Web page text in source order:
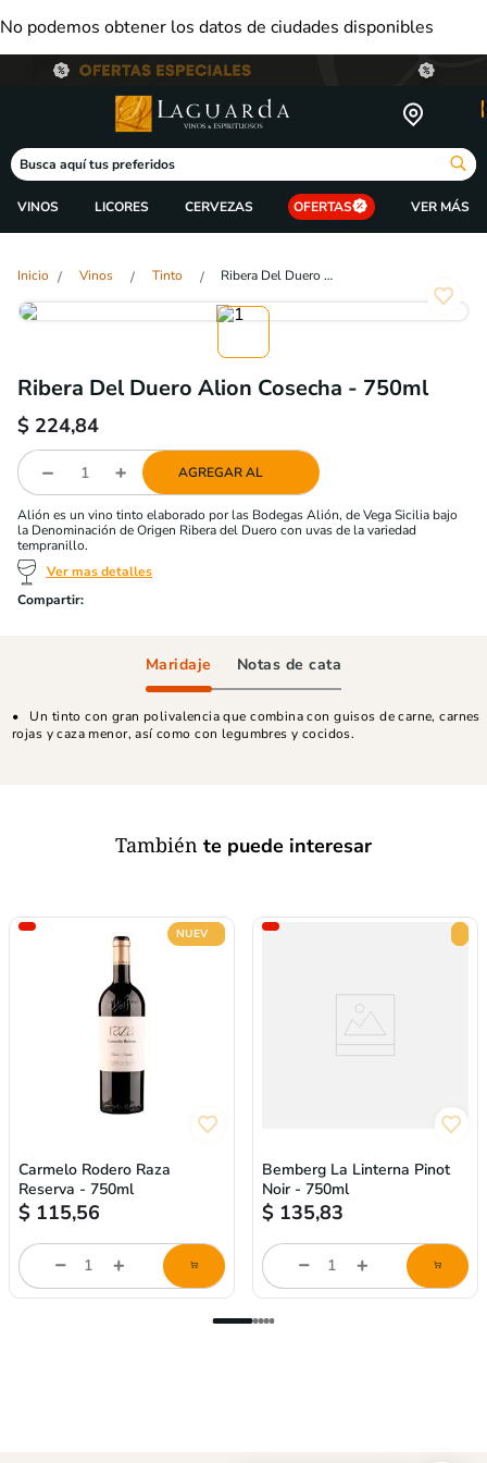
No podemos obtener los datos de ciudades disponibles
Busca aquí tus preferidos
VINOS LICORES CERVEZAS OFERTAS
Vinos Tinto Ribera Del Duero Alion Cosecha - 750ml
Ribera Del Duero Alion Cosecha - 750ml
$ 224,84
AGREGAR AL
Alión es un vino tinto elaborado por las Bodegas Alión, de Vega Sicilia bajo
la Denominación de Origen Ribera del Duero con uvas de la variedad
tempranillo.
Ver mas detalles
Maridaje Notas de cata
Un tinto con gran polivalencia que combina con guisos de carne, carnes
rojas y caza menor, así como con legumbres y cocidos.
También te puede interesar
NUEVO
Carmelo Rodero Raza
Reserva - 750ml
$ 115,56
Cantidad
producto
Bemberg La Linterna Pinot
Noir - 750ml
$ 135,83
Cantidad
producto